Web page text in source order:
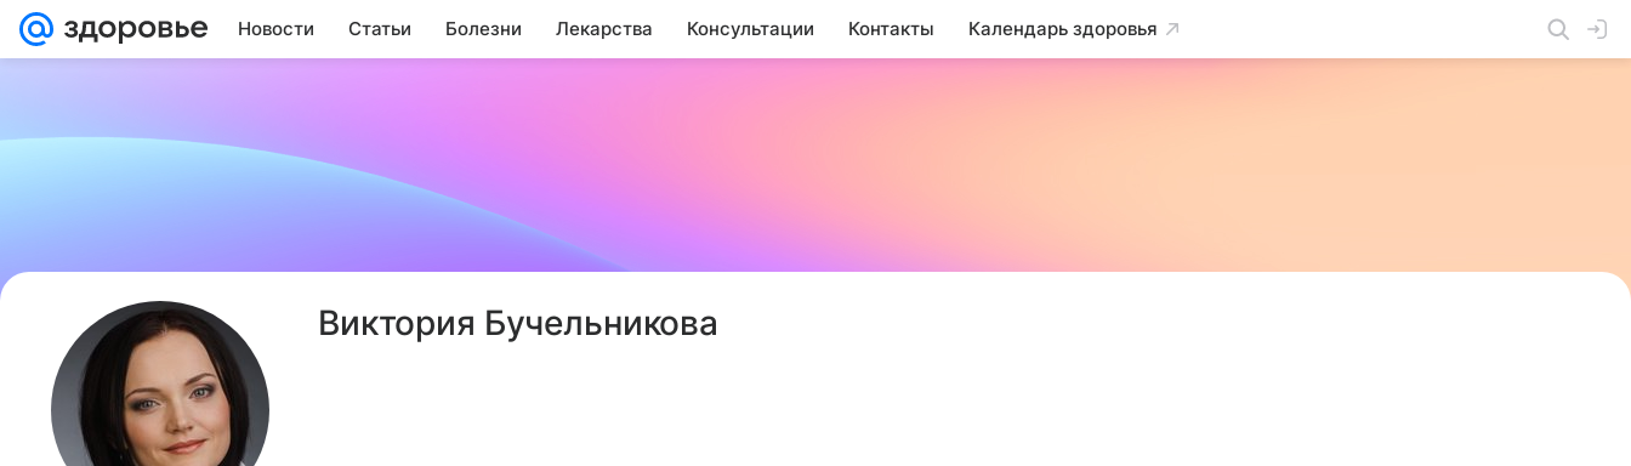
Новости Статьи Болезни Лекарства Консультации Контакты Календарь здоровья
Виктория Бучельникова